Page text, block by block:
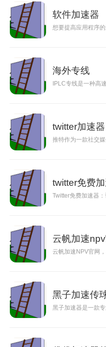
软件加速器
想要提高应用程序
海外专线
IPLC专线是一种高
twitter加速器
推特作为一款社交
twitter免费
Twitter免费加速器
云帆加速
云帆加速NPV官网
黑子加速传
黑子加速器是一款